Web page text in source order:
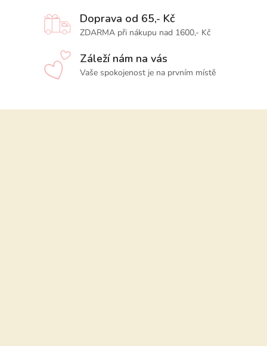
Doprava od 65,- Kč
ZDARMA při nákupu nad 1600,- Kč
Záleží nám na vás
Vaše spokojenost je na prvním místě